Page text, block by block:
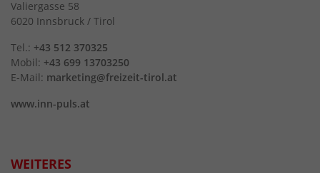
Valiergasse 58
6020 Innsbruck / Tirol
Tel.: +43 512 370325
Mobil: +43 699 13703250
E-Mail: marketing@freizeit-tirol.at
www.inn-puls.at
WEITERES